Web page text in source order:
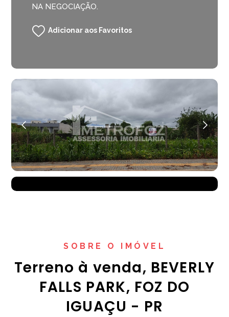
NA NEGOCIAÇÃO.
Adicionar aos Favoritos
SOBRE O IMÓVEL
Terreno à venda, BEVERLY
FALLS PARK, FOZ DO
IGUAÇU - PR